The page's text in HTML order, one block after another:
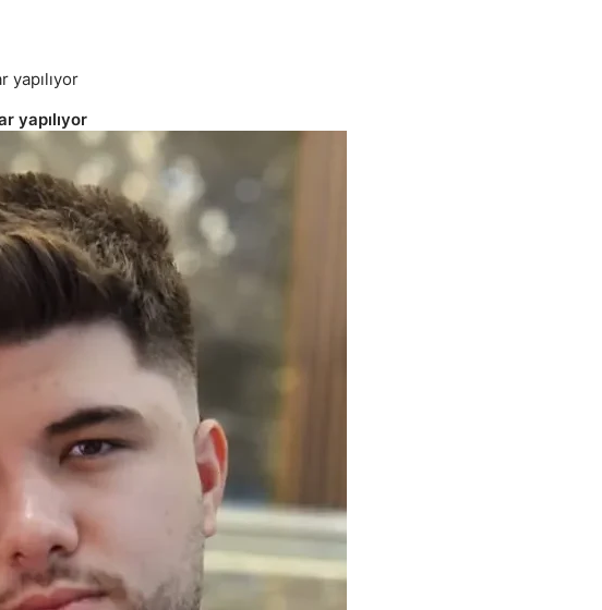
yapılıyor
yapılıyor